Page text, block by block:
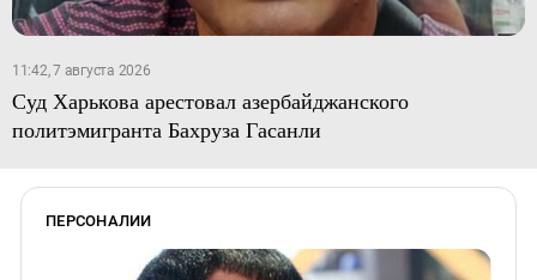
11:42, 7 августа 2026
Суд Харькова арестовал азербайджанского
политэмигранта Бахруза Гасанли
ПЕРСОНАЛИИ